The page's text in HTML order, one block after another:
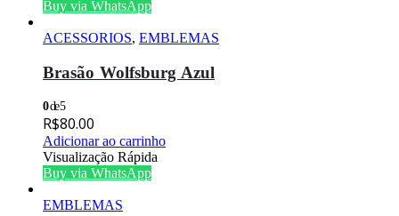
Buy via WhatsApp
ACESSORIOS, EMBLEMAS
Brasão Wolfsburg Azul
0de 5
R$80.00
Adicionar ao carrinho
Visualização Rápida
Buy via WhatsApp
EMBLEMAS